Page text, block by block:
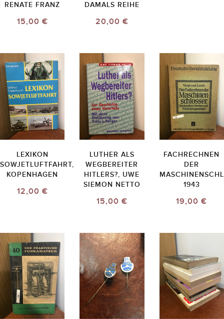
RENATE FRANZ
15,00 €
DAMALS REIHE
20,00 €
LEXIKON
SOWJETLUFTFAHRT,
KOPENHAGEN
12,00 €
LUTHER ALS
WEGBEREITER
HITLERS?, UWE
SIEMON NETTO
15,00 €
FACHRECHNEN
DER
1943
19,00 €